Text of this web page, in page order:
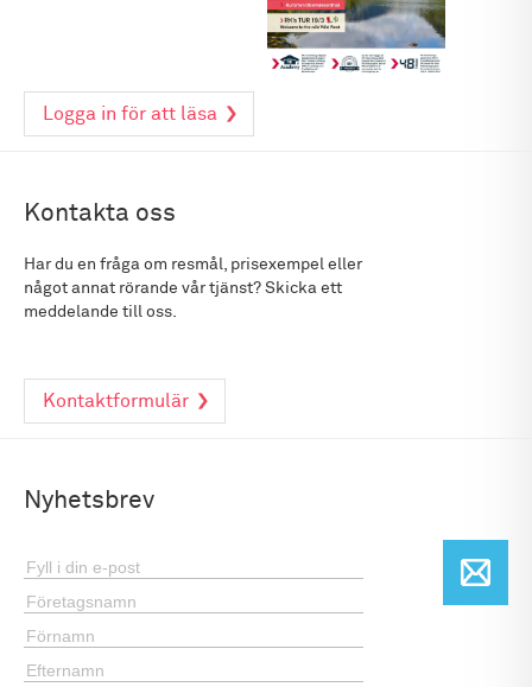
Logga in för att läsa
Kontakta oss
Har du en fråga om resmål, prisexempel eller
något annat rörande vår tjänst? Skicka ett
meddelande till oss.
Kontaktformulär
Nyhetsbrev